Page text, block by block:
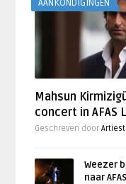
AANKONDIGINGEN
Mahsun
concert in AFAS
Geschreven door
Weezer
naar